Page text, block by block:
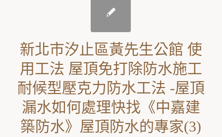
新北市汐止區黃先生公館 使
用工法 屋頂免打除防水施工
耐候型壓克力防水工法 -屋頂
漏水如何處理快找《中嘉建
築防水》屋頂防水的專家(3)